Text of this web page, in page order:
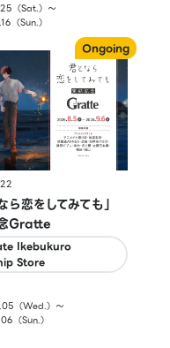
（Sat.）〜
（Sun.）
ら恋をしてみても」
Gratte
Ikebukuro
Store
（Wed.）〜
（Sun.）